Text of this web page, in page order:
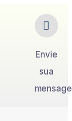
Envie
sua